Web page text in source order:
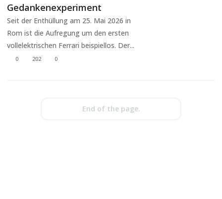
Gedankenexperiment
Seit der Enthüllung am 25. Mai 2026 in
Rom ist die Aufregung um den ersten
vollelektrischen Ferrari beispiellos. Der...
0 202 0
End of the page.